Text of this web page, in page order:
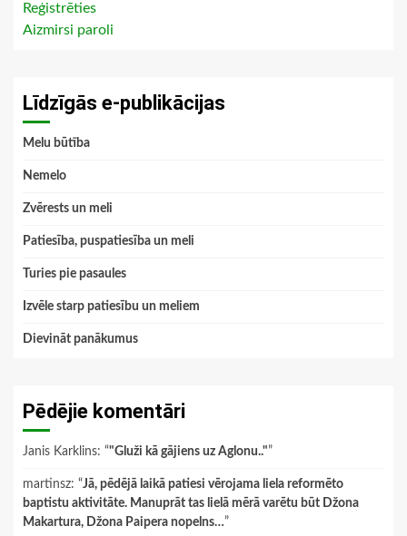
Reģistrēties
Aizmirsi paroli
Līdzīgās e-publikācijas
Melu būtība
Nemelo
Zvērests un meli
Patiesība, puspatiesība un meli
Turies pie pasaules
Izvēle starp patiesību un meliem
Dievināt panākumus
Pēdējie komentāri
Janis Karklins: “"Gluži kā gājiens uz Aglonu.."”
martinsz: “Jā, pēdējā laikā patiesi vērojama liela reformēto
baptistu aktivitāte. Manuprāt tas lielā mērā varētu būt Džona
Makartura, Džona Paipera nopelns…”